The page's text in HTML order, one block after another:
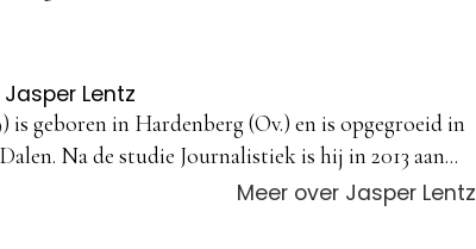
Lentz
is geboren in Hardenberg (Ov.) en is opgegroeid in
Na de studie Journalistiek is hij in 2013 aan...
Meer over Jasper Lentz